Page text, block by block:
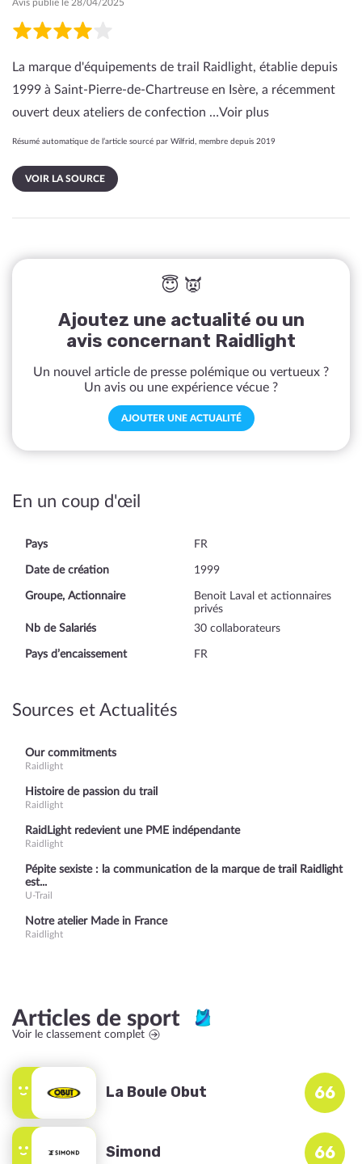
Avis publié le 28/04/2025
La marque d'équipements de trail Raidlight, établie depuis
1999 à Saint-Pierre-de-Chartreuse en Isère, a récemment
ouvert deux ateliers de confection …Voir plus
Résumé automatique de l’article sourcé par Wilfrid, membre depuis 2019
VOIR LA SOURCE
😇 👿
Ajoutez une actualité ou un
avis concernant Raidlight
Un nouvel article de presse polémique ou vertueux ?
Un avis ou une expérience vécue ?
AJOUTER UNE ACTUALITÉ
En un coup d'œil
Pays FR
Date de création 1999
Groupe, Actionnaire
Benoit Laval et actionnaires
privés
Nb de Salariés
30 collaborateurs
Pays d’encaissement FR
Sources et Actualités
Our commitments
Raidlight
Histoire de passion du trail
Raidlight
RaidLight redevient une PME indépendante
Raidlight
Pépite sexiste : la communication de la marque de trail Raidlight
est...
U-Trail
Notre atelier Made in France
Raidlight
Articles de sport
Voir le classement complet
La Boule Obut 66
Simond 66